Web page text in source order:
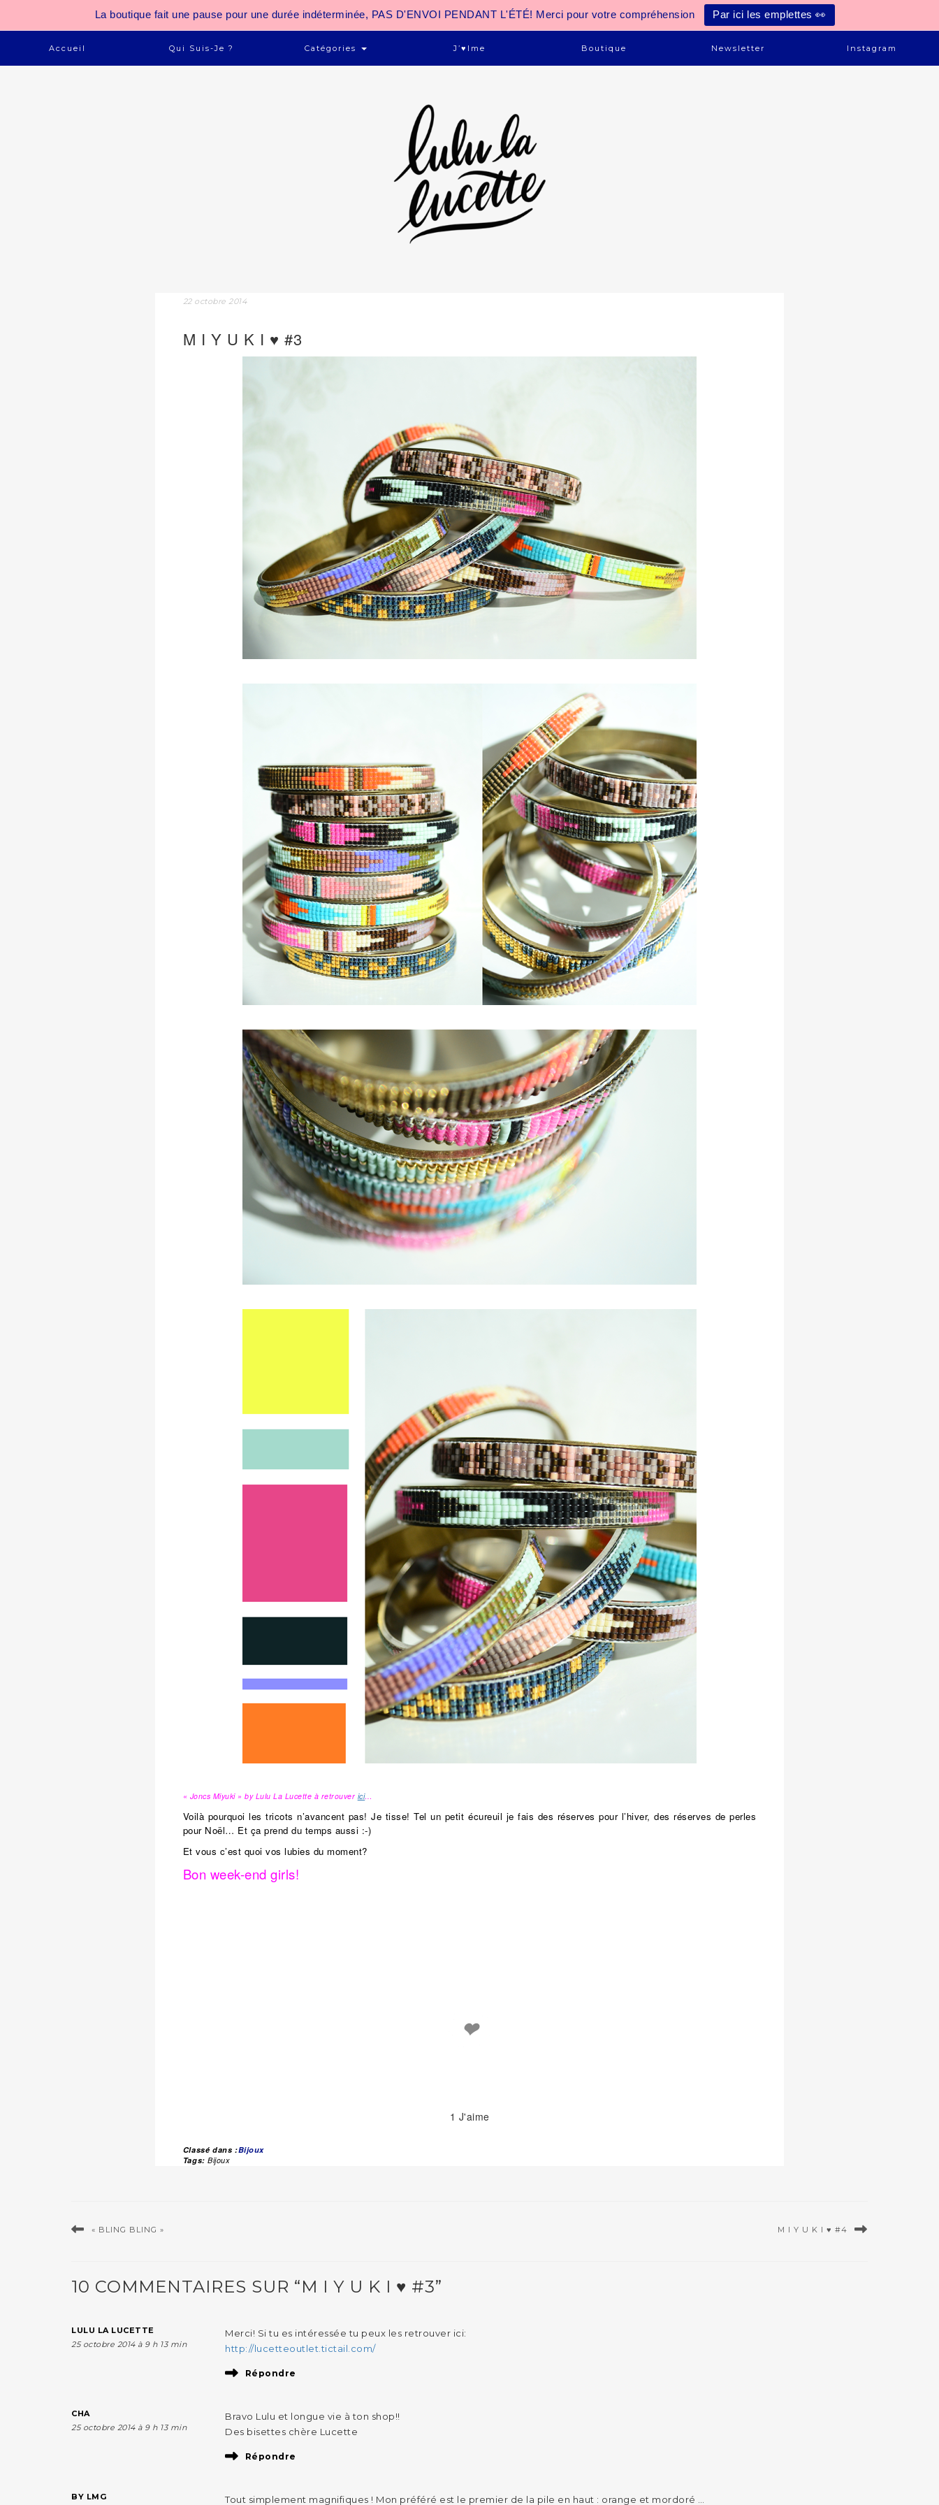
La boutique fait une pause pour une durée indéterminée, PAS D'ENVOI PENDANT L'ÉTÉ! Merci pour votre compréhension Par ici les emplettes 👀
Accueil Qui Suis-Je ? Catégories J’♥ime Boutique Newsletter Instagram
22 octobre 2014
M I Y U K I ♥ #3
« Joncs Miyuki » by Lulu La Lucette à retrouver ici…
Voilà pourquoi les tricots n’avancent pas! Je tisse! Tel un petit écureuil je fais des réserves pour l’hiver, des réserves de perles
pour Noël… Et ça prend du temps aussi :-)
Et vous c’est quoi vos lubies du moment?
Bon week-end girls!
❤
1 J'aime
Classé dans :Bijoux
Tags:Bijoux
« BLING BLING » M I Y U K I ♥ #4
10 COMMENTAIRES SUR “M I Y U K I ♥ #3”
LULU LA LUCETTE
25 octobre 2014 à 9 h 13 min
Merci! Si tu es intéressée tu peux les retrouver ici:
http://lucetteoutlet.tictail.com/
Répondre
CHA
25 octobre 2014 à 9 h 13 min
Bravo Lulu et longue vie à ton shop!!
Des bisettes chère Lucette
Répondre
BY LMG Tout simplement magnifiques ! Mon préféré est le premier de la pile en haut : orange et mordoré …